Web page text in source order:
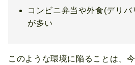
コンビニ弁当や外食(デリバ
が多い
このような環境に陥ることは、